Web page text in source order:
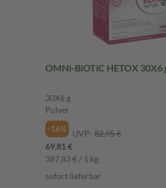
OMNi-BiOTiC HETOX 30X6
30X6 g
Pulver
-16%
UVP: 82,95 €
69,81 €
387,83 € / 1 kg
sofort lieferbar